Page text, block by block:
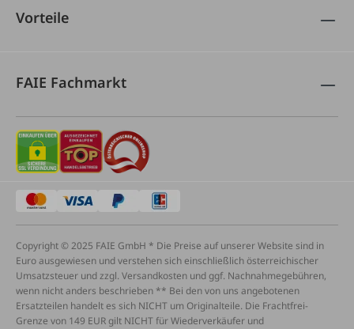
Vorteile
FAIE Fachmarkt
Copyright © 2025 FAIE GmbH * Die Preise auf unserer Website sind in
Euro ausgewiesen und verstehen sich einschließlich österreichischer
Umsatzsteuer und zzgl. Versandkosten und ggf. Nachnahmegebühren,
wenn nicht anders beschrieben ** Bei den von uns angebotenen
Ersatzteilen handelt es sich NICHT um Originalteile. Die Frachtfrei-
Grenze von 149 EUR gilt NICHT für Wiederverkäufer und